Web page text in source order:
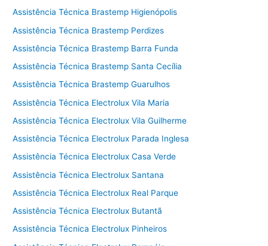
Assistência Técnica Brastemp Higienópolis
Assistência Técnica Brastemp Perdizes
Assistência Técnica Brastemp Barra Funda
Assistência Técnica Brastemp Santa Cecília
Assistência Técnica Brastemp Guarulhos
Assistência Técnica Electrolux Vila Maria
Assistência Técnica Electrolux Vila Guilherme
Assistência Técnica Electrolux Parada Inglesa
Assistência Técnica Electrolux Casa Verde
Assistência Técnica Electrolux Santana
Assistência Técnica Electrolux Real Parque
Assistência Técnica Electrolux Butantã
Assistência Técnica Electrolux Pinheiros